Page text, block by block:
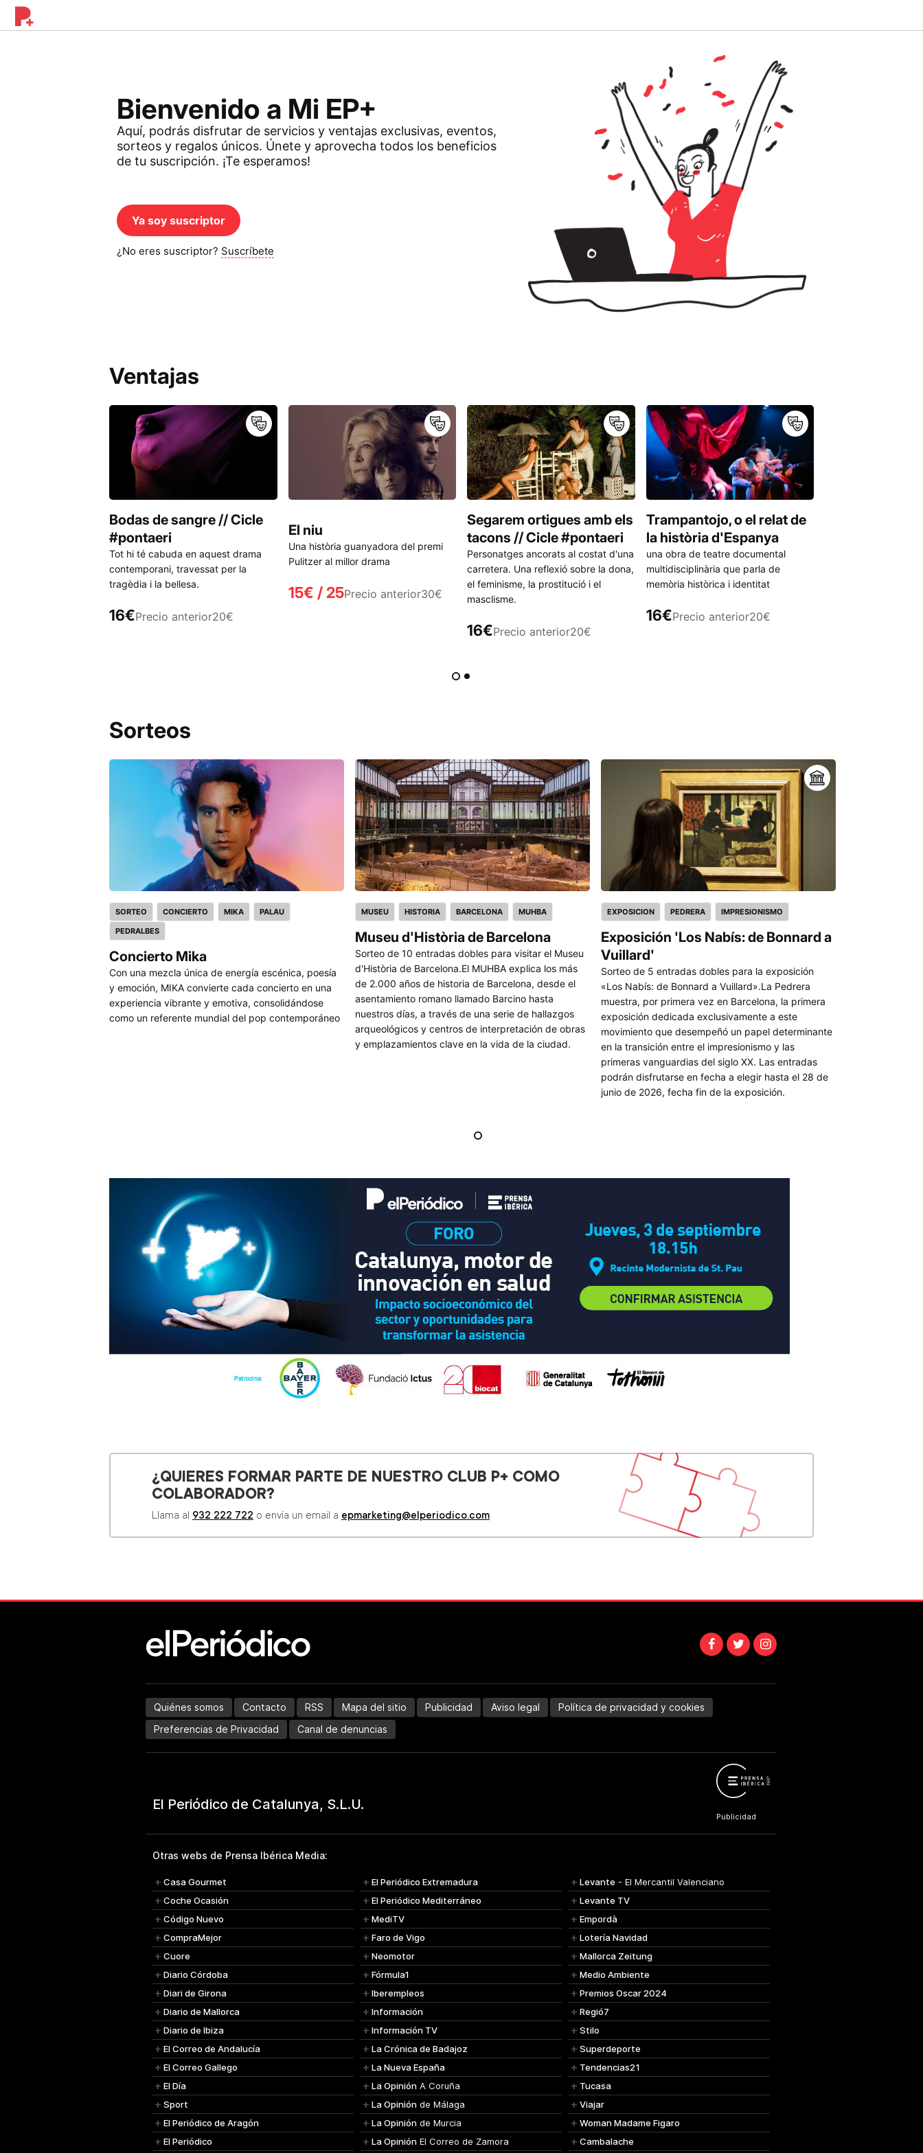
Bienvenido a Mi EP+
Aquí, podrás disfrutar de servicios y ventajas exclusivas, eventos,
sorteos y regalos únicos. Únete y aprovecha todos los beneficios
de tu suscripción. ¡Te esperamos!
Ya soy suscriptor
¿No eres suscriptor? Suscríbete
Ventajas
Bodas de sangre // Cicle
#pontaeri
Tot hi té cabuda en aquest drama
contemporani, travessat per la
tragèdia i la bellesa.
16€Precio anterior20€
El niu
Una història guanyadora del premi
Pulitzer al millor drama
15€ / 25Precio anterior30€
Segarem ortigues amb els
tacons // Cicle #pontaeri
Personatges ancorats al costat d'una
carretera. Una reflexió sobre la dona,
el feminisme, la prostitució i el
masclisme.
16€Precio anterior20€
Trampantojo, o el relat de
la història d'Espanya
una obra de teatre documental
multidisciplinària que parla de
memòria històrica i identitat
16€Precio anterior20€
Sorteos
SORTEO CONCIERTO MIKA
PALAU
PEDRALBES
Concierto Mika
Con una mezcla única de energía escénica, poesía
y emoción, MIKA convierte cada concierto en una
experiencia vibrante y emotiva, consolidándose
como un referente mundial del pop contemporáneo
MUSEU HISTORIA BARCELONA MUHBA
Museu d'Història de Barcelona
Sorteo de 10 entradas dobles para visitar el Museu
d'Història de Barcelona.El MUHBA explica los más
de 2.000 años de historia de Barcelona, desde el
asentamiento romano llamado Barcino hasta
nuestros días, a través de una serie de hallazgos
arqueológicos y centros de interpretación de obras
y emplazamientos clave en la vida de la ciudad.
EXPOSICION PEDRERA IMPRESIONISMO
Exposición 'Los Nabís: de Bonnard a
Vuillard'
Sorteo de 5 entradas dobles para la exposición
«Los Nabís: de Bonnard a Vuillard».La Pedrera
muestra, por primera vez en Barcelona, la primera
exposición dedicada exclusivamente a este
movimiento que desempeñó un papel determinante
en la transición entre el impresionismo y las
primeras vanguardias del siglo XX. Las entradas
podrán disfrutarse en fecha a elegir hasta el 28 de
junio de 2026, fecha fin de la exposición.
Quiénes somos Contacto RSS Mapa del sitio Publicidad Aviso legal
Política de privacidad y cookies
Preferencias de Privacidad
Canal de denuncias
Otras webs de Prensa Ibérica Media:
Casa Gourmet
Coche Ocasión
Código Nuevo
CompraMejor
Cuore
Diario Córdoba
Diari de Girona
Diario de Mallorca
Diario de Ibiza
El Correo de Andalucía
El Correo Gallego
El Día
Sport
El Periódico de Aragón
El Periódico
El Periódico Extremadura
El Periódico Mediterráneo
MediTV
Faro de Vigo
Neomotor
Fórmula1
Iberempleos
Información
Información TV
La Crónica de Badajoz
La Nueva España
La Opinión A Coruña
La Opinión de Málaga
La Opinión de Murcia
La Opinión El Correo de Zamora
Levante - El Mercantil Valenciano
Levante TV
Empordà
Lotería Navidad
Mallorca Zeitung
Medio Ambiente
Premios Oscar 2024
Regió7
Stilo
Superdeporte
Tendencias21
Tucasa
Viajar
Woman Madame Figaro
Cambalache